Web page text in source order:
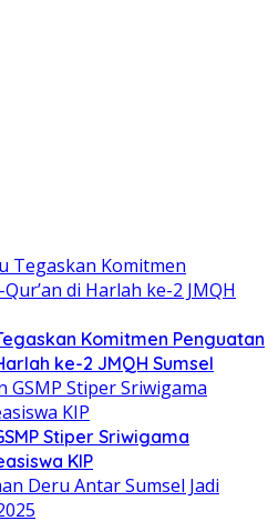
Komitmen Penguatan
ke-2 JMQH Sumsel
Stiper Sriwigama
KIP